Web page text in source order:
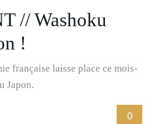
// Washoku
!
française laisse place ce mois-
Japon.
0